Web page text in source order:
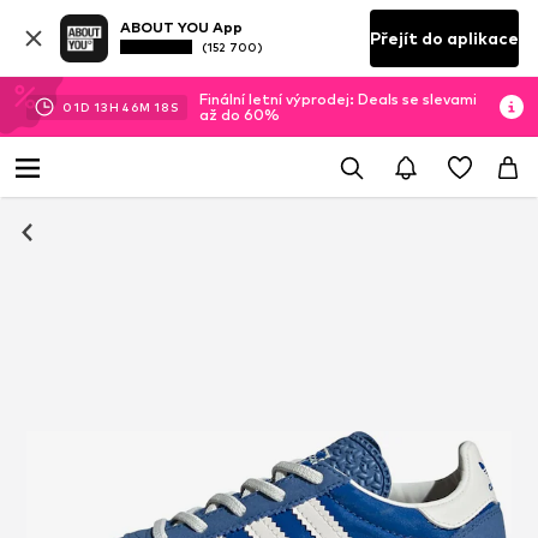
ABOUT YOU App
(152 700) Přejít do aplikace
01D 13H 46M 17 S
Finální letní výprodej: Deals se slevami
až do 60%